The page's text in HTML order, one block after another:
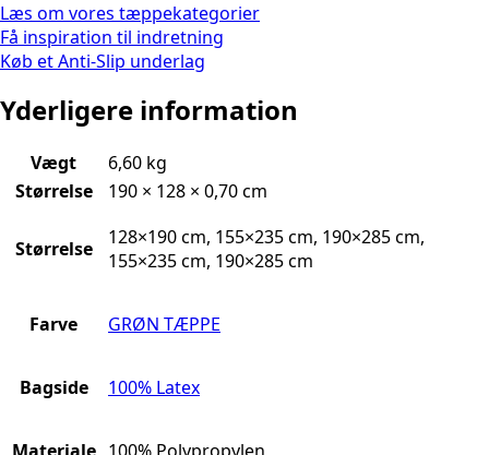
Læs om vores tæppekategorier
Få inspiration til indretning
Køb et Anti-Slip underlag
Yderligere information
Vægt
6,60 kg
Størrelse
190 × 128 × 0,70 cm
Størrelse
128×190 cm, 155×235 cm, 190×285 cm,
155×235 cm, 190×285 cm
Farve GRØN TÆPPE
Bagside 100% Latex